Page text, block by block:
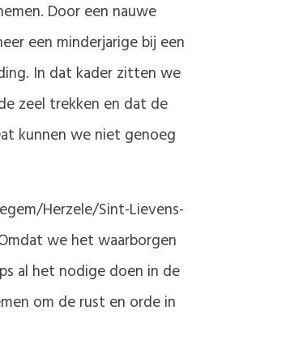
Door een nauwe
een minderjarige bij een
In dat kader zitten we
zeel trekken en dat de
kunnen we niet genoeg
Herzele/Sint-Lievens-
we het waarborgen
al het nodige doen in de
om de rust en orde in